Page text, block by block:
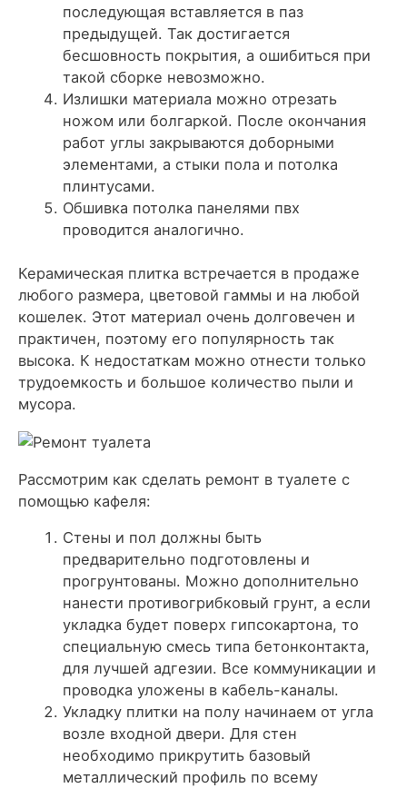
последующая вставляется в паз
предыдущей. Так достигается
бесшовность покрытия, а ошибиться при
такой сборке невозможно.
Излишки материала можно отрезать
ножом или болгаркой. После окончания
работ углы закрываются доборными
элементами, а стыки пола и потолка
плинтусами.
Обшивка потолка панелями пвх
проводится аналогично.
Керамическая плитка встречается в продаже
любого размера, цветовой гаммы и на любой
кошелек. Этот материал очень долговечен и
практичен, поэтому его популярность так
высока. К недостаткам можно отнести только
трудоемкость и большое количество пыли и
мусора.
Рассмотрим как сделать ремонт в туалете с
помощью кафеля:
Стены и пол должны быть
предварительно подготовлены и
прогрунтованы. Можно дополнительно
нанести противогрибковый грунт, а если
укладка будет поверх гипсокартона, то
специальную смесь типа бетонконтакта,
для лучшей адгезии. Все коммуникации и
проводка уложены в кабель-каналы.
Укладку плитки на полу начинаем от угла
возле входной двери. Для стен
необходимо прикрутить базовый
металлический профиль по всему